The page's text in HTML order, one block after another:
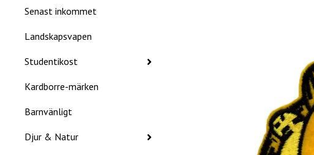
Senast inkommet
Landskapsvapen
Studentikost
Kardborre-märken
Barnvänligt
Djur & Natur